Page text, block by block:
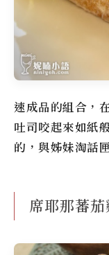
速成品的組合，
吐司咬起來如紙
的，與姊妹淘話
席耶那蕃